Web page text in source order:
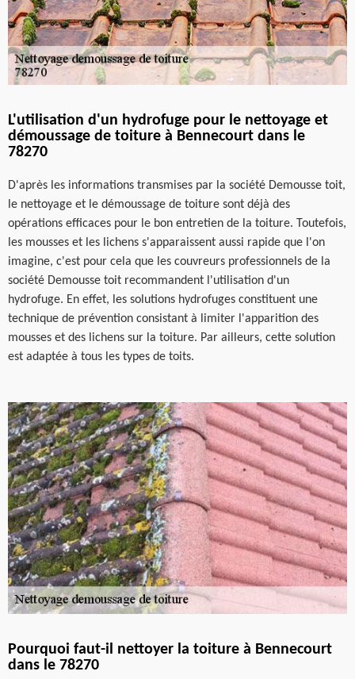
L'utilisation d'un hydrofuge pour le nettoyage et
démoussage de toiture à Bennecourt dans le
78270
D'après les informations transmises par la société Demousse toit,
le nettoyage et le démoussage de toiture sont déjà des
opérations efficaces pour le bon entretien de la toiture. Toutefois,
les mousses et les lichens s'apparaissent aussi rapide que l'on
imagine, c'est pour cela que les couvreurs professionnels de la
société Demousse toit recommandent l'utilisation d'un
hydrofuge. En effet, les solutions hydrofuges constituent une
technique de prévention consistant à limiter l'apparition des
mousses et des lichens sur la toiture. Par ailleurs, cette solution
est adaptée à tous les types de toits.
Pourquoi faut-il nettoyer la toiture à Bennecourt
dans le 78270